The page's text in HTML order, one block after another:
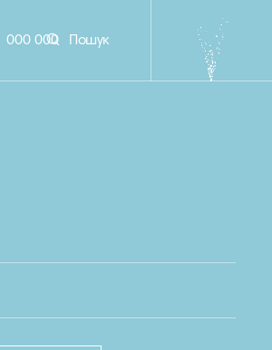
1 000 000 Пошук